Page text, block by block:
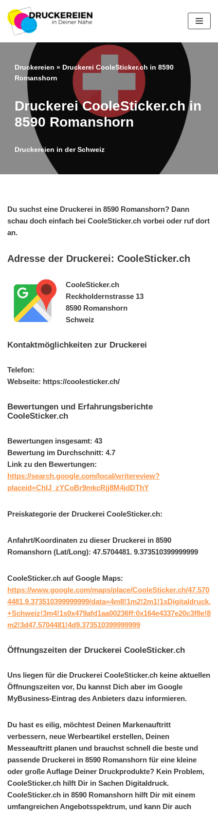
Zum
Inhalt
springen
Druckereien » Druckerei CooleSticker.ch in 8590
Romanshorn
Druckerei CooleSticker.ch in
8590 Romanshorn
Druckereien in der Schweiz
Du suchst eine Druckerei in 8590 Romanshorn? Dann
schau doch einfach bei CooleSticker.ch vorbei oder ruf dort
an.
Adresse der Druckerei: CooleSticker.ch
CooleSticker.ch
Reckholdernstrasse 13
8590 Romanshorn
Schweiz
Kontaktmöglichkeiten zur Druckerei
Telefon:
Webseite: https://coolesticker.ch/
Bewertungen und Erfahrungsberichte
CooleSticker.ch
Bewertungen insgesamt: 43
Bewertung im Durchschnitt: 4.7
Link zu den Bewertungen:
https://search.google.com/local/writereview?
placeid=ChIJ_zYCoBr9mkcRjj8M4jdDThY
Preiskategorie der Druckerei CooleSticker.ch:
Anfahrt/Koordinaten zu dieser Druckerei in 8590
Romanshorn (Lat/Long): 47.5704481. 9.373510399999999
CooleSticker.ch auf Google Maps:
https://www.google.com/maps/place/CooleSticker.ch/47.570
4481,9.373510399999999/data=4m8!1m2!2m1!1sDigitaldruck,
+Schweiz!3m4!1s0x479afd1aa00236ff:0x164e4337e20c3f8e!8
m2!3d47.5704481!4d9.373510399999999
Öffnungszeiten der Druckerei CooleSticker.ch
Uns liegen für die Druckerei CooleSticker.ch keine aktuellen
Öffnungszeiten vor, Du kannst Dich aber im Google
MyBusiness-Eintrag des Anbieters dazu informieren.
Du hast es eilig, möchtest Deinen Markenauftritt
verbessern, neue Werbeartikel erstellen, Deinen
Messeauftritt planen und brauchst schnell die beste und
passende Druckerei in 8590 Romanshorn für eine kleine
oder große Auflage Deiner Druckprodukte? Kein Problem,
CooleSticker.ch hilft Dir in Sachen Digitaldruck.
CooleSticker.ch in 8590 Romanshorn hilft Dir mit einem
umfangreichen Angebotsspektrum, und kann Dir auch